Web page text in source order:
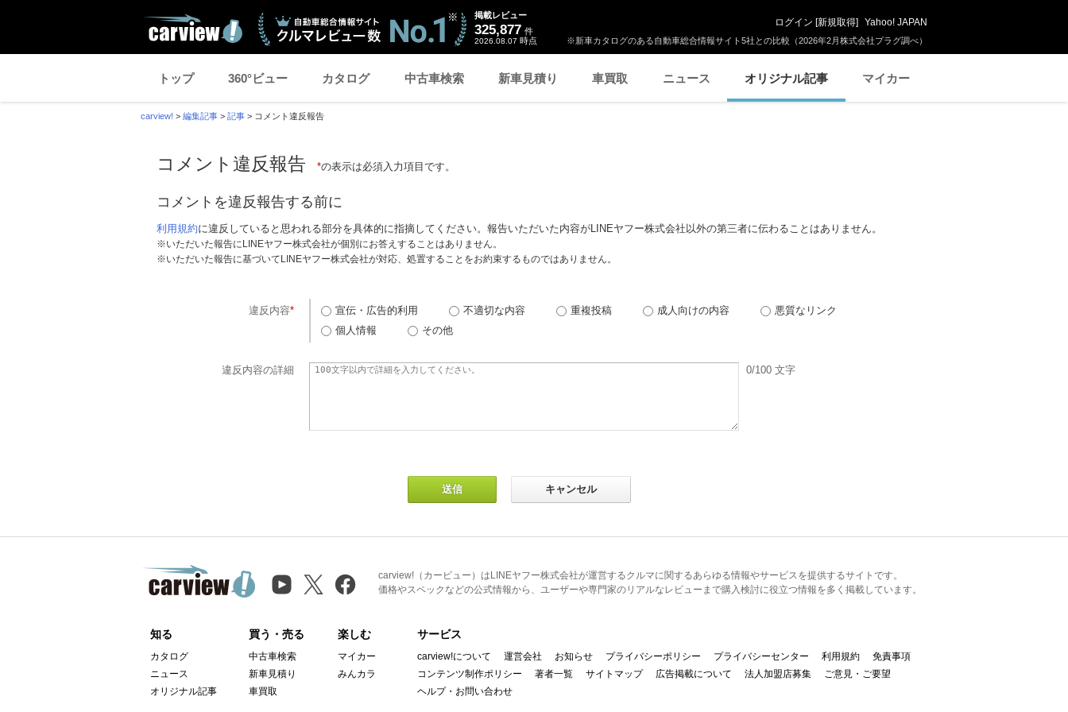
※新車カタログのある自動車総合情報サイト5社との比較（2026年2月株式会社プラグ調べ）
掲載レビュー
325,877 件
2026.08.07 時点
ログイン [新規取得] Yahoo! JAPAN
トップ 360°ビュー カタログ 中古車検索 新車見積り 車買取 ニュース オリジナル記事 マイカー
carview! > 編集記事 > 記事 > コメント違反報告
コメント違反報告 *の表示は必須入力項目です。
コメントを違反報告する前に
利用規約に違反していると思われる部分を具体的に指摘してください。報告いただいた内容がLINEヤフー株式会社以外の第三者に伝わることはありません。
※いただいた報告にLINEヤフー株式会社が個別にお答えすることはありません。
※いただいた報告に基づいてLINEヤフー株式会社が対応、処置することをお約束するものではありません。
違反内容* 宣伝・広告的利用 不適切な内容 重複投稿 成人向けの内容
悪質なリンク
個人情報
その他
違反内容の詳細 0/100 文字
carview!（カービュー）はLINEヤフー株式会社が運営するクルマに関するあらゆる情報やサービスを提供するサイトです。
価格やスペックなどの公式情報から、ユーザーや専門家のリアルなレビューまで購入検討に役立つ情報を多く掲載しています。
知る
カタログ
ニュース
オリジナル記事
買う・売る
中古車検索
新車見積り
車買取
楽しむ
マイカー
みんカラ
サービス
carview!について 運営会社 お知らせ プライバシーポリシー プライバシーセンター 利用規約
免責事項
コンテンツ制作ポリシー
著者一覧 サイトマップ 広告掲載について 法人加盟店募集
ご意見・ご要望
ヘルプ・お問い合わせ